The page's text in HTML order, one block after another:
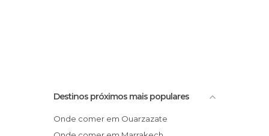
Destinos próximos mais populares
Onde comer em Ouarzazate